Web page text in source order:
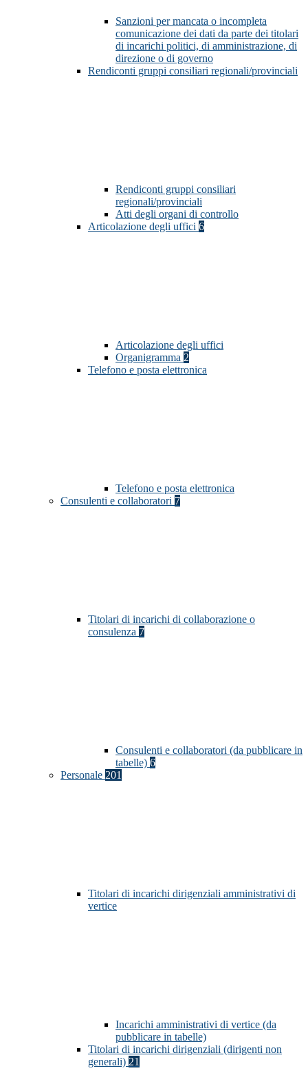
Sanzioni per mancata o incompleta
comunicazione dei dati da parte dei titolari
di incarichi politici, di amministrazione, di
direzione o di governo
Rendiconti gruppi consiliari regionali/provinciali
Rendiconti gruppi consiliari
regionali/provinciali
Atti degli organi di controllo
Articolazione degli uffici 6
Articolazione degli uffici
Organigramma 2
Telefono e posta elettronica
Telefono e posta elettronica
Consulenti e collaboratori 7
Titolari di incarichi di collaborazione o
consulenza 7
Consulenti e collaboratori (da pubblicare in
tabelle) 6
Personale 201
Titolari di incarichi dirigenziali amministrativi di
vertice
Incarichi amministrativi di vertice (da
pubblicare in tabelle)
Titolari di incarichi dirigenziali (dirigenti non
generali) 21